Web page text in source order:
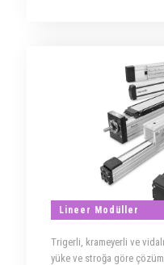
Lineer Modüller
Trigerli, krameyerli ve
yüke ve stroğa göre